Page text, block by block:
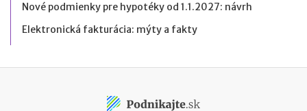
Nové podmienky pre hypotéky od 1.1.2027: návrh
Elektronická fakturácia: mýty a fakty